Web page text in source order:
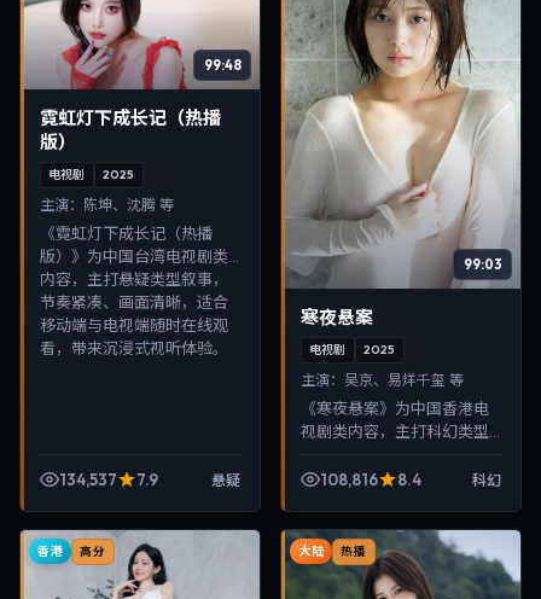
99:48
霓虹灯下成长记（热播
版）
电视剧 2025
主演： 陈坤、沈腾 等
《霓虹灯下成长记（热播
版）》为中国台湾电视剧类
内容，主打悬疑类型叙事，
节奏紧凑、画面清晰，适合
移动端与电视端随时在线观
看，带来沉浸式视听体验。
134,537 7.9 悬疑
99:03
寒夜悬案
电视剧 2025
主演： 吴京、易烊千玺 等
《寒夜悬案》为中国香港电
视剧类内容，主打科幻类型
晰，适合移动端与电视端随
108,816 8.4 科幻
香港 高分 大陆 热播